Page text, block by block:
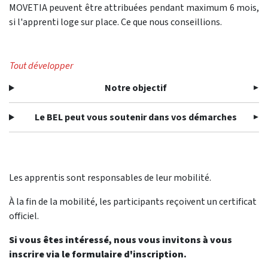
MOVETIA peuvent être attribuées pendant maximum 6 mois,
si l'apprenti loge sur place. Ce que nous conseillions.
Tout développer
Notre objectif
Le BEL peut vous soutenir dans vos démarches
Les apprentis sont responsables de leur mobilité.
À la fin de la mobilité, les participants reçoivent un certificat
officiel.
Si vous êtes intéressé, nous vous invitons à vous
inscrire via le formulaire d'inscription.